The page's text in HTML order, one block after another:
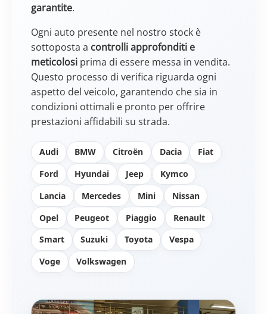
garantite.
Ogni auto presente nel nostro stock è
sottoposta a controlli approfonditi e
meticolosi prima di essere messa in vendita.
Questo processo di verifica riguarda ogni
aspetto del veicolo, garantendo che sia in
condizioni ottimali e pronto per offrire
prestazioni affidabili su strada.
Audi BMW Citroën Dacia
Fiat
Ford
Hyundai Jeep
Kymco
Lancia
Mercedes Mini
Nissan
Opel
Peugeot Piaggio
Renault
Smart
Suzuki Toyota
Vespa
Voge
Volkswagen